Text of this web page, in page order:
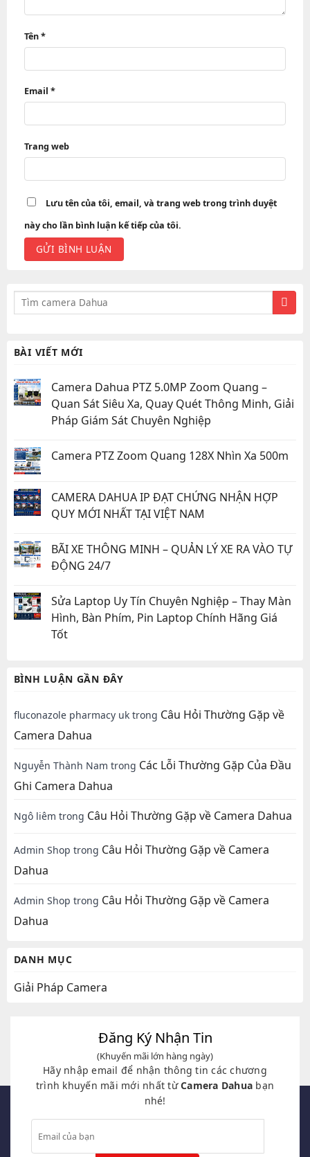
BÀI VIẾT MỚI
Camera Dahua PTZ 5.0MP Zoom Quang –
Quan Sát Siêu Xa, Quay Quét Thông Minh, Giải
Pháp Giám Sát Chuyên Nghiệp
Camera PTZ Zoom Quang 128X Nhìn Xa 500m
CAMERA DAHUA IP ĐẠT CHỨNG NHẬN HỢP
QUY MỚI NHẤT TẠI VIỆT NAM
BÃI XE THÔNG MINH – QUẢN LÝ XE RA VÀO TỰ
ĐỘNG 24/7
Sửa Laptop Uy Tín Chuyên Nghiệp – Thay Màn
Hình, Bàn Phím, Pin Laptop Chính Hãng Giá
Tốt
BÌNH LUẬN GẦN ĐÂY
fluconazole pharmacy uktrong Câu Hỏi Thường Gặp về
Camera Dahua
Nguyễn Thành Nam trong Các Lỗi Thường Gặp Của Đầu
Ghi Camera Dahua
Ngô liêm trong Câu Hỏi Thường Gặp về Camera Dahua
Admin Shop trong Câu Hỏi Thường Gặp về Camera
Dahua
Admin Shop trong Câu Hỏi Thường Gặp về Camera
Dahua
DANH MỤC
Giải Pháp Camera
Tên*
Email *
Trang web
Lưu tên của tôi, email, và trang web trong trình duyệt
này cho lần bình luận kế tiếp của tôi.
Đăng Ký Nhận Tin
(Khuyến mãi lớn hàng ngày)
Hãy nhập email để nhận thông tin các chương
trình khuyến mãi mới nhất từCamera Dahua bạn
nhé!